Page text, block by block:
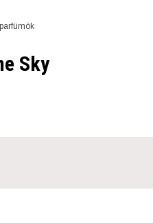
Sky